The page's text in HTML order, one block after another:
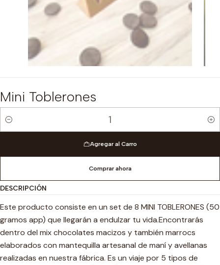
Mini Toblerones
Cantidad
Agregar al Carro
Comprar ahora
DESCRIPCIÓN
Este producto consiste en un set de 8 MINI TOBLERONES (50
gramos app) que llegarán a endulzar tu vida.Encontrarás
dentro del mix chocolates macizos y también marrocs
elaborados con mantequilla artesanal de maní y avellanas
realizadas en nuestra fábrica. Es un viaje por 5 tipos de